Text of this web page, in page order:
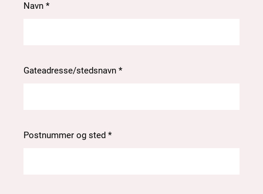
Navn *
Gateadresse/stedsnavn *
Postnummer og sted *